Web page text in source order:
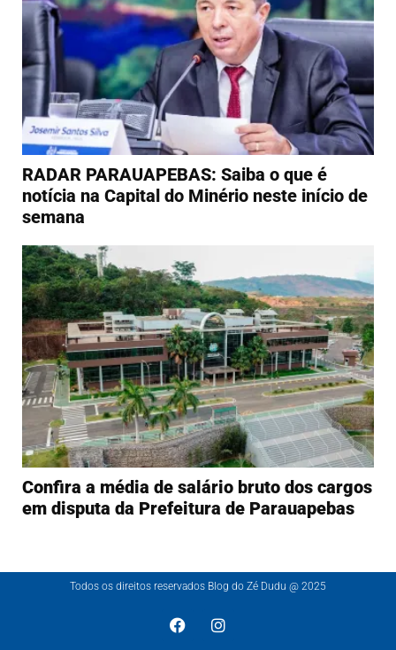
RADAR PARAUAPEBAS: Saiba o que é
notícia na Capital do Minério neste início de
semana
Confira a média de salário bruto dos cargos
em disputa da Prefeitura de Parauapebas
Todos os direitos reservados Blog do Zé Dudu @ 2025